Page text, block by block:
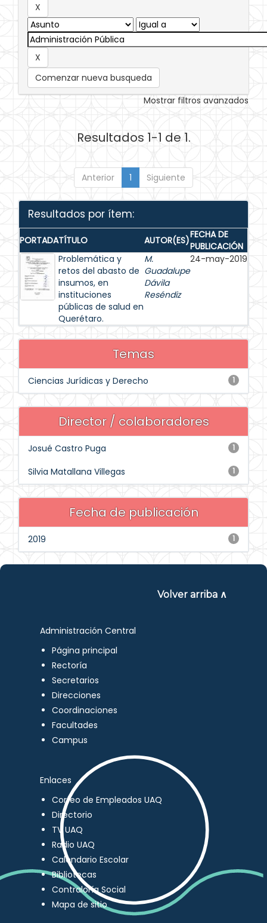
Comenzar nueva busqueda
Mostrar filtros avanzados
Resultados 1-1 de 1.
Anterior 1 Siguiente
Resultados por ítem:
PORTADATÍTULO AUTOR(ES)FECHA DE
PUBLICACIÓN
Problemática y
retos del abasto de
insumos, en
instituciones
públicas de salud en
Querétaro.
M.
Guadalupe
Dávila
Reséndiz
24-may-2019
Temas
1
Ciencias Jurídicas y Derecho
Director / colaboradores
1
Josué Castro Puga
1
Silvia Matallana Villegas
Fecha de publicación
1
2019
Volver arriba ∧
Administración Central
Página principal
Rectoría
Secretarios
Direcciones
Coordinaciones
Facultades
Campus
Enlaces
Correo de Empleados UAQ
Directorio
TV UAQ
Radio UAQ
Calendario Escolar
Bibliotecas
Contraloría Social
Mapa de sitio